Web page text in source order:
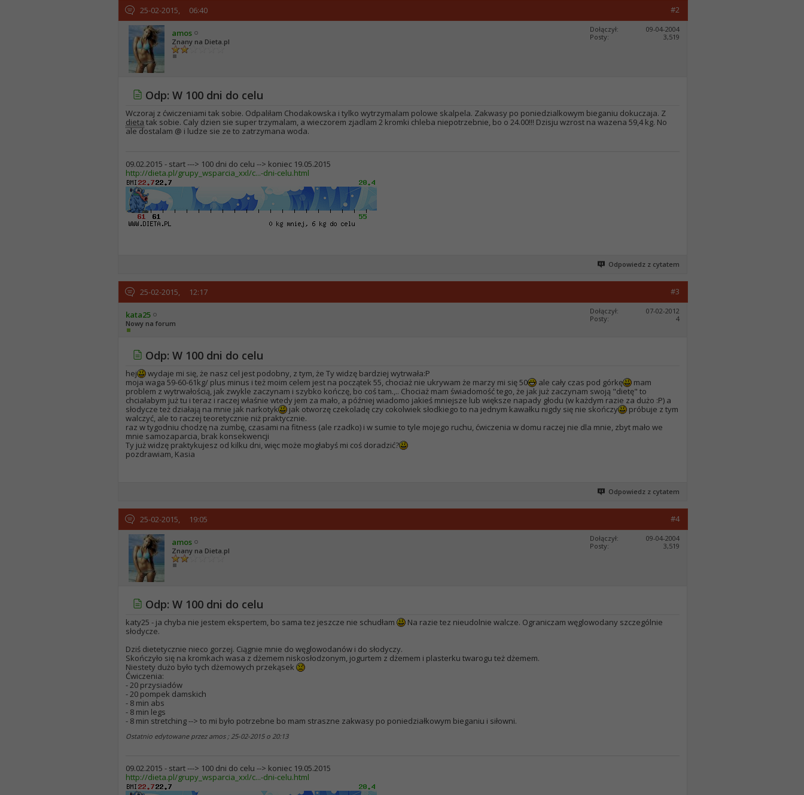
25-02-2015, 06:40 #2
amos
Znany na Dieta.pl
Dołączył
09-04-2004
Posty
3,519
Odp: W 100 dni do celu
Wczoraj z ćwiczeniami tak sobie. Odpaliłam Chodakowska i tylko wytrzymalam polowe skalpela. Zakwasy po poniedzialkowym bieganiu dokuczaja. Z
dieta tak sobie. Caly dzien sie super trzymalam, a wieczorem zjadlam 2 kromki chleba niepotrzebnie, bo o 24.00!!! Dzisju wzrost na wazena 59,4 kg. No
ale dostalam @ i ludze sie ze to zatrzymana woda.
09.02.2015 - start ---> 100 dni do celu --> koniec 19.05.2015
http://dieta.pl/grupy_wsparcia_xxl/c...-dni-celu.html
Odpowiedz z cytatem
25-02-2015, 12:17 #3
kata25
Nowy na forum
Dołączył
07-02-2012
Posty
4
Odp: W 100 dni do celu
hej
wydaje mi się, że nasz cel jest podobny, z tym, że Ty widzę bardziej wytrwała:P
moja waga 59-60-61kg/ plus minus i też moim celem jest na początek 55, chociaż nie ukrywam że marzy mi się 50
ale cały czas pod górkę
mam
problem z wytrwałością, jak zwykle zaczynam i szybko kończę, bo coś tam.,.. Chociaż mam świadomość tego, że jak już zaczynam swoją "dietę" to
chciałabym już tu i teraz i raczej właśnie wtedy jem za mało, a później wiadomo jakieś mniejsze lub większe napady głodu (w każdym razie za dużo :P) a
słodycze też działają na mnie jak narkotyk
jak otworzę czekoladę czy cokolwiek słodkiego to na jednym kawałku nigdy się nie skończy
próbuje z tym
walczyć, ale to raczej teoretycznie niż praktycznie.
raz w tygodniu chodzę na zumbę, czasami na fitness (ale rzadko) i w sumie to tyle mojego ruchu, ćwiczenia w domu raczej nie dla mnie, zbyt mało we
mnie samozaparcia, brak konsekwencji
Ty już widzę praktykujesz od kilku dni, więc może mogłabyś mi coś doradzić?
pozdrawiam, Kasia
Odpowiedz z cytatem
25-02-2015, 19:05 #4
amos
Znany na Dieta.pl
Dołączył
09-04-2004
Posty
3,519
Odp: W 100 dni do celu
katy25 - ja chyba nie jestem ekspertem, bo sama tez jeszcze nie schudłam
Na razie tez nieudolnie walcze. Ograniczam węglowodany szczególnie
słodycze.
Dziś dietetycznie nieco gorzej. Ciągnie mnie do węglowodanów i do słodyczy.
Skończyło się na kromkach wasa z dżemem niskosłodzonym, jogurtem z dżemem i plasterku twarogu też dżemem.
Niestety dużo było tych dżemowych przekąsek
Ćwiczenia:
- 20 przysiadów
- 20 pompek damskich
- 8 min abs
- 8 min legs
- 8 min stretching --> to mi było potrzebne bo mam straszne zakwasy po poniedziałkowym bieganiu i siłowni.
Ostatnio edytowane przez amos ; 25-02-2015 o 20:13
09.02.2015 - start ---> 100 dni do celu --> koniec 19.05.2015
http://dieta.pl/grupy_wsparcia_xxl/c...-dni-celu.html